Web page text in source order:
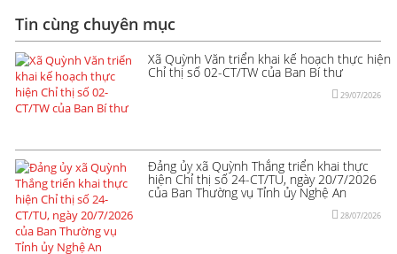
Tin cùng chuyên mục
Xã Quỳnh Văn triển khai kế hoạch thực hiện
Chỉ thị số 02-CT/TW của Ban Bí thư
29/07/2026
Đảng ủy xã Quỳnh Thắng triển khai thực
hiện Chỉ thị số 24-CT/TU, ngày 20/7/2026
của Ban Thường vụ Tỉnh ủy Nghệ An
28/07/2026